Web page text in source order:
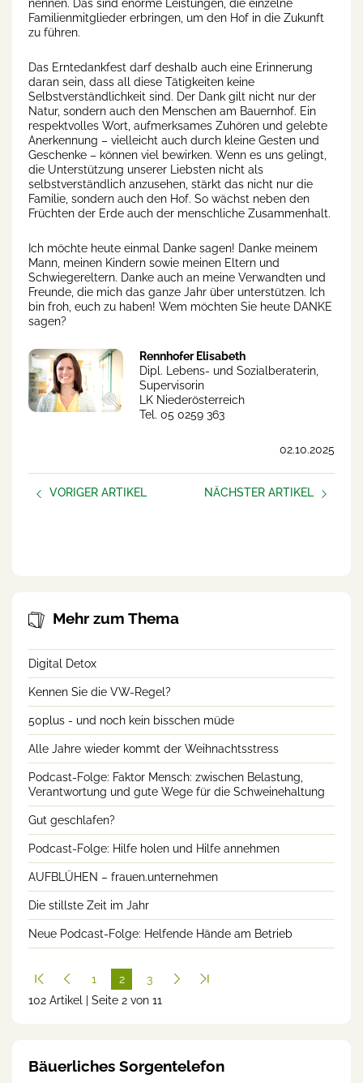
nennen. Das sind enorme Leistungen, die einzelne
Familienmitglieder erbringen, um den Hof in die Zukunft
zu führen.
Das Erntedankfest darf deshalb auch eine Erinnerung
daran sein, dass all diese Tätigkeiten keine
Selbstverständlichkeit sind. Der Dank gilt nicht nur der
Natur, sondern auch den Menschen am Bauernhof. Ein
respektvolles Wort, aufmerksames Zuhören und gelebte
Anerkennung – vielleicht auch durch kleine Gesten und
Geschenke – können viel bewirken. Wenn es uns gelingt,
die Unterstützung unserer Liebsten nicht als
selbstverständlich anzusehen, stärkt das nicht nur die
Familie, sondern auch den Hof. So wächst neben den
Früchten der Erde auch der menschliche Zusammenhalt.
Ich möchte heute einmal Danke sagen! Danke meinem
Mann, meinen Kindern sowie meinen Eltern und
Schwiegereltern. Danke auch an meine Verwandten und
Freunde, die mich das ganze Jahr über unterstützen. Ich
bin froh, euch zu haben! Wem möchten Sie heute DANKE
sagen?
Rennhofer Elisabeth
Dipl. Lebens- und Sozialberaterin,
Supervisorin
LK Niederösterreich
Tel. 05 0259 363
02.10.2025
VORIGER ARTIKEL
NÄCHSTER ARTIKEL
Mehr zum Thema
Digital Detox
Kennen Sie die VW-Regel?
50plus - und noch kein bisschen müde
Alle Jahre wieder kommt der Weihnachtsstress
Podcast-Folge: Faktor Mensch: zwischen Belastung,
Verantwortung und gute Wege für die Schweinehaltung
Gut geschlafen?
Podcast-Folge: Hilfe holen und Hilfe annehmen
AUFBLÜHEN – frauen.unternehmen
Die stillste Zeit im Jahr
Neue Podcast-Folge: Helfende Hände am Betrieb
1
2
(cur
3
102 Artikel | Seite 2 von 11
Bäuerliches Sorgentelefon